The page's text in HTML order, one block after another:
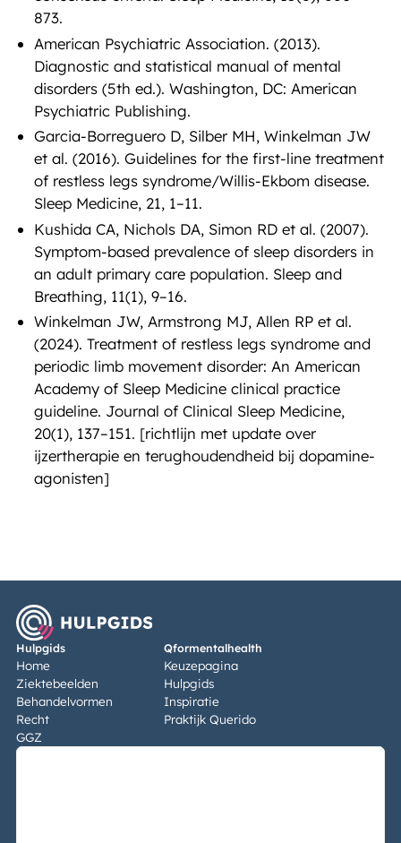
873.
American Psychiatric Association. (2013).
Diagnostic and statistical manual of mental
disorders (5th ed.). Washington, DC: American
Psychiatric Publishing.
Garcia-Borreguero D, Silber MH, Winkelman JW
et al. (2016). Guidelines for the first-line treatment
of restless legs syndrome/Willis-Ekbom disease.
Sleep Medicine, 21, 1–11.
Kushida CA, Nichols DA, Simon RD et al. (2007).
Symptom-based prevalence of sleep disorders in
an adult primary care population. Sleep and
Breathing, 11(1), 9–16.
Winkelman JW, Armstrong MJ, Allen RP et al.
(2024). Treatment of restless legs syndrome and
periodic limb movement disorder: An American
Academy of Sleep Medicine clinical practice
guideline. Journal of Clinical Sleep Medicine,
20(1), 137–151. [richtlijn met update over
ijzertherapie en terughoudendheid bij dopamine-
agonisten]
Hulpgids
Home
Ziektebeelden
Behandelvormen
Recht
GGZ
Qformentalhealth
Keuzepagina
Hulpgids
Inspiratie
Praktijk Querido